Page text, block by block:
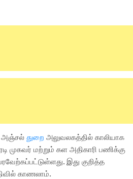
அஞ்சல் துறை அலுவலகத்தில் காலியாக
முகவர் மற்றும் கள அதிகாரி பணிக்கு
இது குறித்த
காணலாம்.